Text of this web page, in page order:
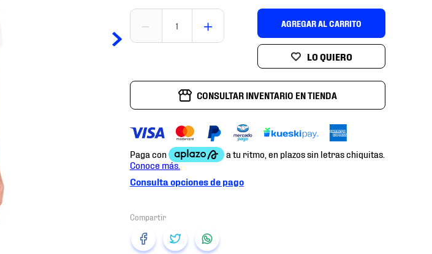
＋
－ AGREGAR AL CARRITO
CONSULTAR INVENTARIO EN TIENDA
Consulta opciones de pago